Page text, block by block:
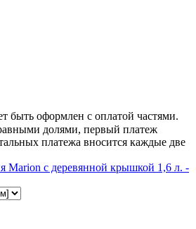
быть оформлен с оплатой частями.
долями, первый платеж
платежа вносится каждые две
Marion с деревянной крышкой 1,6 л. -